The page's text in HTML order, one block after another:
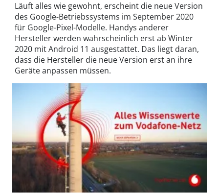
Läuft alles wie gewohnt, erscheint die neue Version
des Google-Betriebssystems im September 2020
für Google-Pixel-Modelle. Handys anderer
Hersteller werden wahrscheinlich erst ab Winter
2020 mit Android 11 ausgestattet. Das liegt daran,
dass die Hersteller die neue Version erst an ihre
Geräte anpassen müssen.